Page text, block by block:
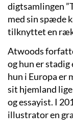
digtsamlingen
med sin spæde
tilknyttet en
Atwoods
og hun er
hun i Europa er
sit hjemland
og essayist. I
illustrator en